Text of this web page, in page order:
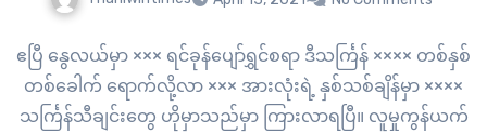
ဧပြီ နွေလယ်မှာ ××× ရင်ခုန်ပျော်ရွှင်စရာ ဒီသင်္ကြန် ×××× တစ်နှစ်
တစ်ခေါက် ရောက်လို့လာ ××× အားလုံးရဲ့ နှစ်သစ်ချိန်မှာ ××××
သင်္ကြန်သီချင်းတွေ ဟိုမှာသည်မှာ ကြားလာရပြီ။ လူမှုကွန်ယက်